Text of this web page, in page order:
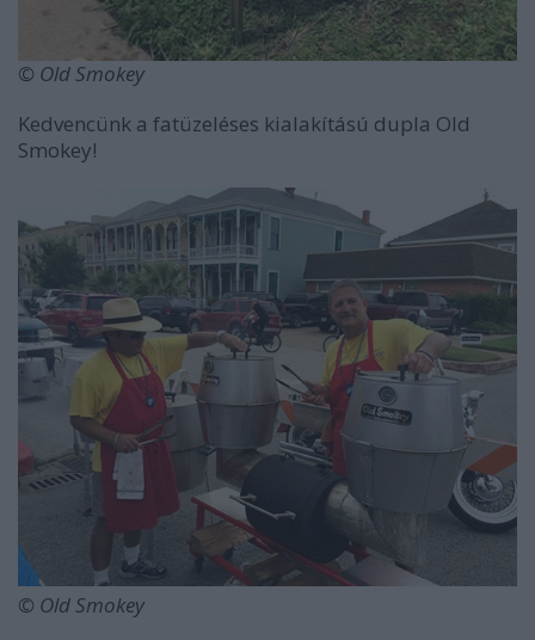
© Old Smokey
Kedvencünk a fatüzeléses kialakítású dupla Old
Smokey!
© Old Smokey